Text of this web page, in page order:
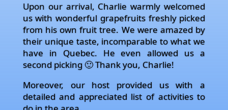
Upon our arrival, Charlie warmly welcomed
us with wonderful grapefruits freshly picked
from his own fruit tree. We were amazed by
their unique taste, incomparable to what we
have in Quebec. He even allowed us a
second picking 🙂 Thank you, Charlie!
Moreover, our host provided us with a
detailed and appreciated list of activities to